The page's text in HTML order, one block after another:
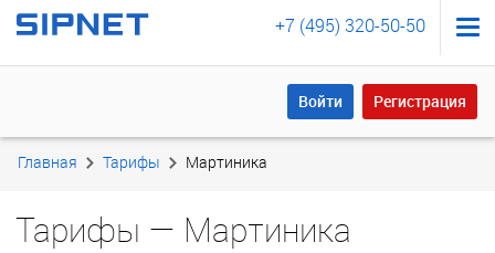
+7 (495) 320-50-50
Войти Регистрация
Войти Регистрация
Главная Тарифы Мартиника
Тарифы — Мартиника